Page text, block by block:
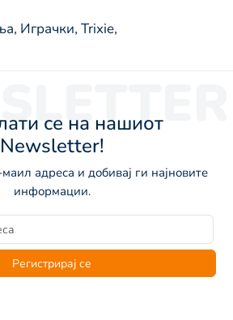
, Играчки, Trixie,
се на нашиот
Newsletter!
маил адреса и добивај ги најновите
информации.
Регистрирај се